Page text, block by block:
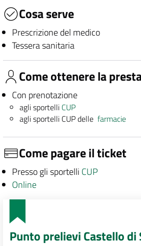
Cosa serve
Prescrizione del medico
Tessera sanitaria
Come ottenere la
Con prenotazione
agli sportelli CUP
agli sportelli CUP dellefarmacie
Come pagare il ticket
Presso gli sportelli CUP
Online
Punto prelievi Castello di